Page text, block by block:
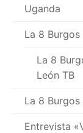
Uganda
La 8
La 8
León TB
La 8
Entrevista